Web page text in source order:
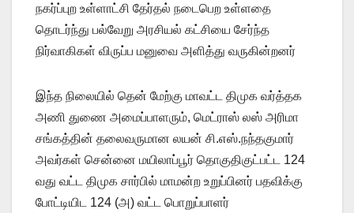
நகர்ப்புற உள்ளாட்சி தேர்தல் நடைபெற உள்ளதை
தொடர்ந்து பல்வேறு அரசியல் கட்சியை சேர்ந்த
நிர்வாகிகள் விருப்ப மனுவை அளித்து வருகின்றனர்
இந்த நிலையில் தென் மேற்கு மாவட்ட திமுக வர்த்தக
அணி துணை அமைப்பாளரும், மெட்ராஸ் லஸ் அரிமா
சங்கத்தின் தலைவருமான லயன் சி.எஸ்.நந்தகுமார்
அவர்கள் சென்னை மயிலாப்பூர் தொகுதிகுட்பட்ட 124
வது வட்ட திமுக சார்பில் மாமன்ற உறுப்பினர் பதவிக்கு
போட்டியிட 124 (அ) வட்ட பொறுப்பாளர்